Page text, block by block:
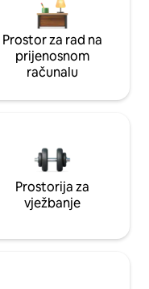
Prostor za rad na
prijenosnom
računalu
Prostorija za
vježbanje